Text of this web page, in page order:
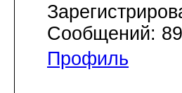
Сообщений:
Профиль